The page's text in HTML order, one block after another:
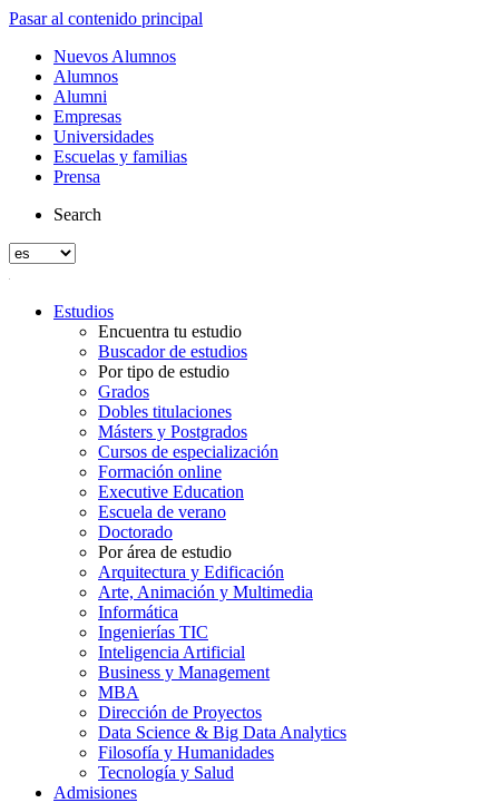
Pasar al contenido principal
Nuevos Alumnos
Alumnos
Alumni
Empresas
Universidades
Escuelas y familias
Prensa
Search
Estudios
Encuentra tu estudio
Buscador de estudios
Por tipo de estudio
Grados
Dobles titulaciones
Másters y Postgrados
Cursos de especialización
Formación online
Executive Education
Escuela de verano
Doctorado
Por área de estudio
Arquitectura y Edificación
Arte, Animación y Multimedia
Informática
Ingenierías TIC
Inteligencia Artificial
Business y Management
MBA
Dirección de Proyectos
Data Science & Big Data Analytics
Filosofía y Humanidades
Tecnología y Salud
Admisiones